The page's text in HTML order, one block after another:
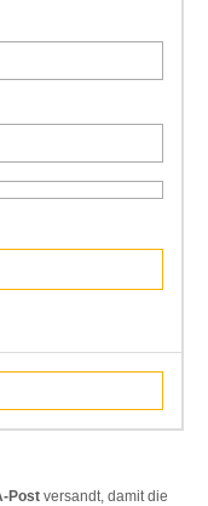
Post versandt, damit die